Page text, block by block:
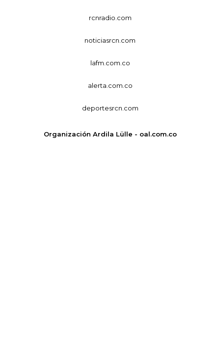
rcnradio.com
noticiasrcn.com
lafm.com.co
alerta.com.co
deportesrcn.com
Organización Ardila Lülle - oal.com.co